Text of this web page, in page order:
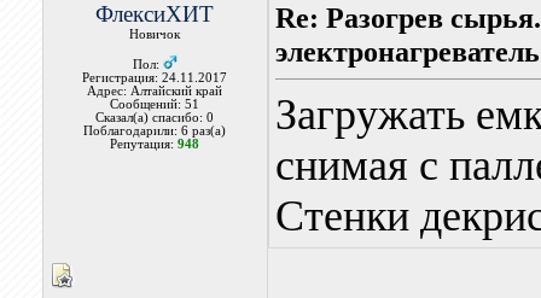
ФлексиХИТ
Новичок
Пол:
Регистрация: 24.11.2017
Адрес: Алтайский край
Сообщений: 51
Сказал(а) спасибо: 0
Поблагодарили: 6 раз(а)
Репутация:948
Re: Разогрев
Загружать
снимая с
Стенки